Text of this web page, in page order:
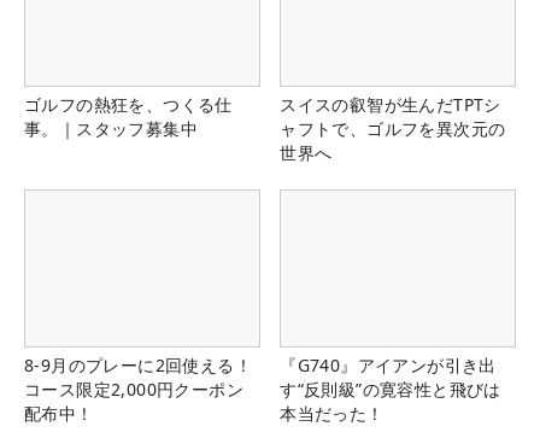
ゴルフの熱狂を、つくる仕
事。｜スタッフ募集中
スイスの叡智が生んだTPTシ
ャフトで、ゴルフを異次元の
世界へ
8-9月のプレーに2回使える！
コース限定2,000円クーポン
配布中！
『G740』アイアンが引き出
す“反則級”の寛容性と飛びは
本当だった！